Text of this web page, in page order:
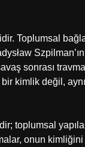
Toplumsal
sonrası
kimlik değil,
toplumsal
onun